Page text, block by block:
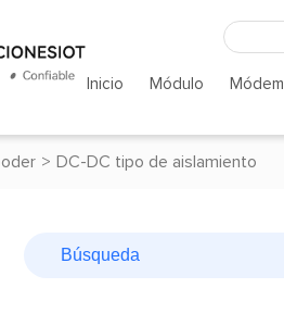
Inicio Módulo Módem
> DC-DC tipo de aislamiento